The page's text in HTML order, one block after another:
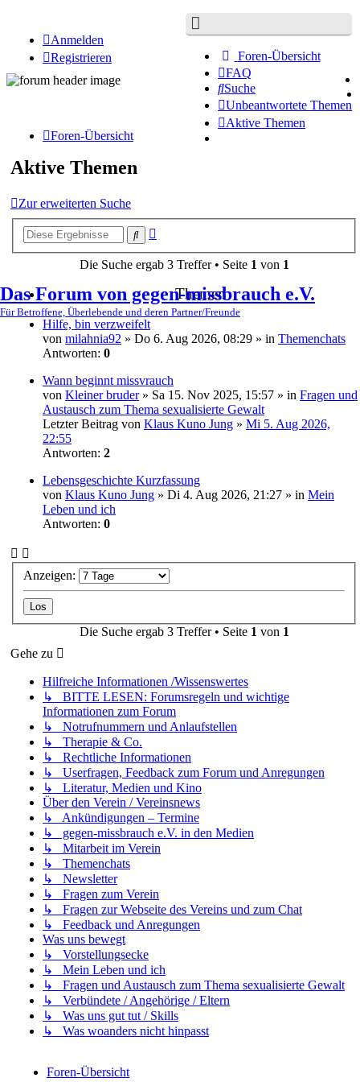
Foren-Übersicht
FAQ
Suche
Unbeantwortete Themen
Aktive Themen
Anmelden
Registrieren
Das Forum von gegen-missbrauch e.V.
Für Betroffene, Überlebende und deren Partner/Freunde
Foren-Übersicht
Aktive Themen
Zur erweiterten Suche
Suche
Die Suche ergab 3 Treffer • Seite 1 von 1
Themen
Hilfe, bin verzweifelt
von milahnia92 » Do 6. Aug 2026, 08:29 » in Themenchats
Antworten: 0
Wann beginnt missvrauch
von Kleiner bruder» Sa 15. Nov 2025, 15:57 » in Fragen und
Austausch zum Thema sexualisierte Gewalt
Letzter Beitrag von Klaus Kuno Jung » Mi 5. Aug 2026,
22:55
Antworten: 2
Lebensgeschichte Kurzfassung
von Klaus Kuno Jung » Di 4. Aug 2026, 21:27 » in Mein
Leben und ich
Antworten: 0
Anzeigen:
Die Suche ergab 3 Treffer • Seite 1 von 1
Gehe zu
Hilfreiche Informationen /Wissenswertes
↳ BITTE LESEN: Forumsregeln und wichtige
Informationen zum Forum
↳ Notrufnummern und Anlaufstellen
↳ Therapie & Co.
↳ Rechtliche Informationen
↳ Userfragen, Feedback zum Forum und Anregungen
↳ Literatur, Medien und Kino
Über den Verein / Vereinsnews
↳ Ankündigungen – Termine
↳ gegen-missbrauch e.V. in den Medien
↳ Mitarbeit im Verein
↳ Themenchats
↳ Newsletter
↳ Fragen zum Verein
↳ Fragen zur Webseite des Vereins und zum Chat
↳ Feedback und Anregungen
Was uns bewegt
↳ Vorstellungsecke
↳ Mein Leben und ich
↳ Fragen und Austausch zum Thema sexualisierte Gewalt
↳ Verbündete / Angehörige / Eltern
↳ Was uns gut tut / Skills
↳ Was woanders nicht hinpasst
Foren-Übersicht